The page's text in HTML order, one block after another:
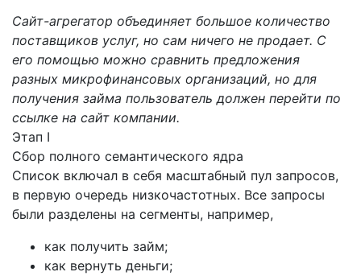
Сайт-агрегатор объединяет большое количество
поставщиков услуг, но сам ничего не продает. С
его помощью можно сравнить предложения
разных микрофинансовых организаций, но для
получения займа пользователь должен перейти по
ссылке на сайт компании.
Этап I
Сбор полного семантического ядра
Список включал в себя масштабный пул запросов,
в первую очередь низкочастотных. Все запросы
были разделены на сегменты, например,
как получить займ;
как вернуть деньги;